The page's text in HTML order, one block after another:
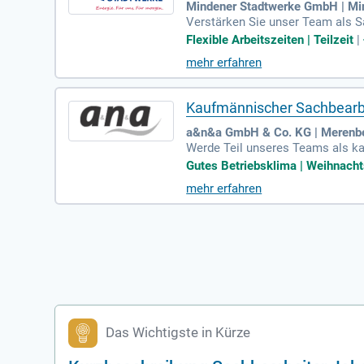
Mindener Stadtwerke GmbH |
Verstärken Sie unser Team als
ren- sowie
d Voraussetzung, SAP-
ielen
Flexible Arbeitszeiten | Teilzeit |
mehr erfahren
Kaufmännischer
a&n&a GmbH & Co. KG |
Werde Teil unseres Teams als
ngstücher und Schwämme für
a. Unsere Stärken sind
ander bieten wir ein
den ankommen – bewirb dich
Gutes Betriebsklima |
mehr erfahren
Das Wichtigste in Kürze